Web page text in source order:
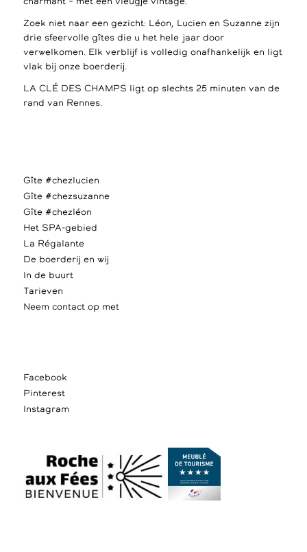
charmant – met een vleugje vintage.
Zoek niet naar een gezicht: Léon, Lucien en Suzanne zijn
drie sfeervolle gîtes die u het hele jaar door
verwelkomen. Elk verblijf is volledig onafhankelijk en ligt
vlak bij onze boerderij.
LA CLÉ DES CHAMPS ligt op slechts 25 minuten van de
rand van Rennes.
Gîte #chezlucien
Gîte #chezsuzanne
Gîte #chezléon
Het SPA-gebied
La Régalante
De boerderij en wij
In de buurt
Tarieven
Neem contact op met
Facebook
Pinterest
Instagram